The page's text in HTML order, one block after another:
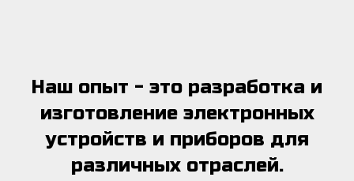
Наш опыт - это разработка и
изготовление электронных
устройств и приборов для
различных отраслей.